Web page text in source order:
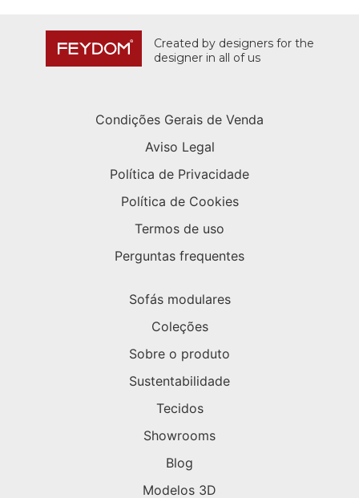
Created by designers for the
designer in all of us
Condições Gerais de Venda
Aviso Legal
Política de Privacidade
Política de Cookies
Termos de uso
Perguntas frequentes
Sofás modulares
Coleções
Sobre o produto
Sustentabilidade
Tecidos
Showrooms
Blog
Modelos 3D